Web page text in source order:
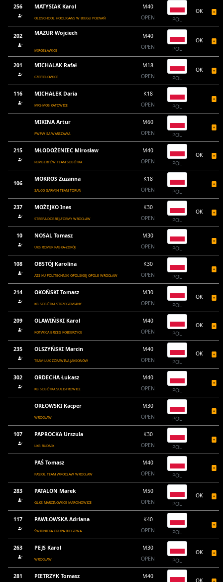
256 MATYSIAK Karol
OLDSCHOOL HOOLIGANS W BIEGU POZNAŃ
M40
OPEN
POL
OK
202 MAZUR Wojciech
MIROSŁAWICE
M40
OPEN
POL
OK
201 MICHALAK Rafał
CZEPIELOWICE
M18
OPEN
POL
OK
116 MICHAŁEK Daria
MKS-MOS KATOWICE
K18
OPEN
POL
MIKINA Artur
PWPW SA WARSZAWA
M60
OPEN
POL
215 MŁODOŻENIEC Mirosław
REMBERTÓW TEAM SOBÓTKA
M40
OPEN
POL
OK
106
MOKROS Zuzanna
SALCO GARMIN TEAM TORUŃ
K18
OPEN
POL
237 MOŻEJKO Ines
STREFA-DOBREJ-FORMY WROCŁAW
K30
OPEN
POL
OK
10 NOSAL Tomasz
UKS ROMER RABKA-ZDRÓJ
M30
OPEN
POL
108 OBSTÓJ Karolina
AZS KU POLITECHNIKI OPOLSKIEJ OPOLE WROCŁAW
K30
OPEN
POL
214 OKOŃSKI Tomasz
KB SOBÓTKA STRZEGOMIANY
M30
OPEN
POL
OK
209 OLAWIŃSKI Karol
KOTWICA BRZEG KOBIERZYCE
M40
OPEN
POL
OK
235 OLSZYŃSKI Marcin
TEAM LUX ŻÓRAWINA JAKSONÓW
M40
OPEN
POL
OK
302 ORDECHA Łukasz
KB SOBÓTKA SULISTROWICE
M40
OPEN
POL
ORŁOWSKI Kacper
WROCŁAW
M30
OPEN
POL
107 PAPROCKA Urszula
LKB RUDNIK
K30
OPEN
POL
PAŚ Tomasz
PASIOL TEAM WROCŁAW WROCŁAW
M40
OPEN
POL
283 PATALON Marek
GLKS MARCINOWICE MARCINOWICE
M50
OPEN
POL
OK
117 PAWŁOWSKA Adriana
ŚWIDNICKA GRUPA BIEGOWA
K40
OPEN
POL
263 PEJS Karol
WROCŁAW
M30
OPEN
POL
OK
281 PIETRZYK Tomasz M40
OK